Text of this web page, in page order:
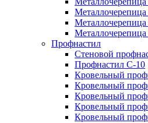
Металлочерепица
Металлочерепица
Профнастил
Стеновой
Профнастил С-10
Кровельный
Кровельный
Кровельный
Кровельный
Кровельный